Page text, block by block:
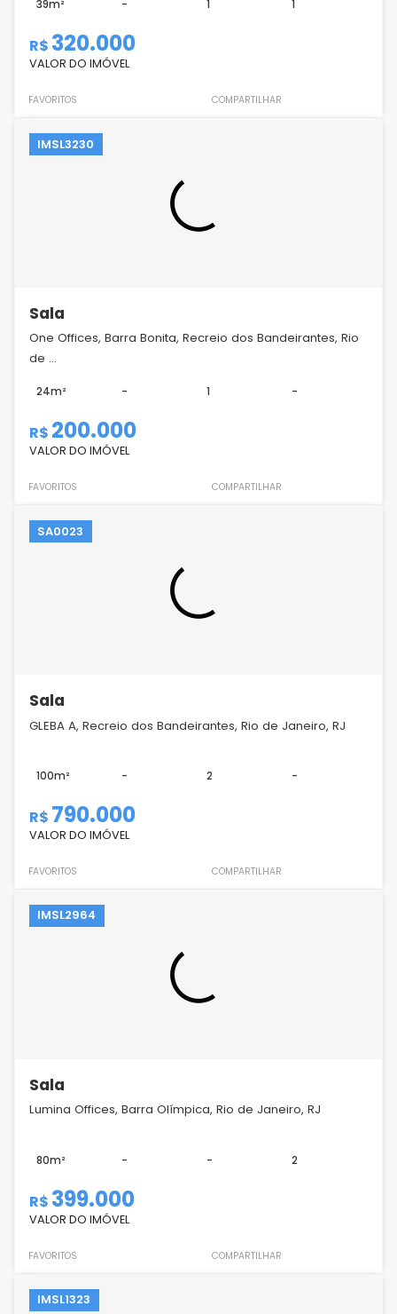
39m² - 1 1
R$ 320.000
VALOR DO IMÓVEL
FAVORITOS COMPARTILHAR
IMSL3230
Sala
One Offices, Barra Bonita, Recreio dos Bandeirantes, Rio
de ...
24m² - 1 -
R$ 200.000
VALOR DO IMÓVEL
FAVORITOS COMPARTILHAR
SA0023
Sala
GLEBA A, Recreio dos Bandeirantes, Rio de Janeiro, RJ
100m² - 2 -
R$ 790.000
VALOR DO IMÓVEL
FAVORITOS COMPARTILHAR
IMSL2964
Sala
Lumina Offices, Barra Olímpica, Rio de Janeiro, RJ
80m² - - 2
R$ 399.000
VALOR DO IMÓVEL
FAVORITOS COMPARTILHAR
IMSL1323